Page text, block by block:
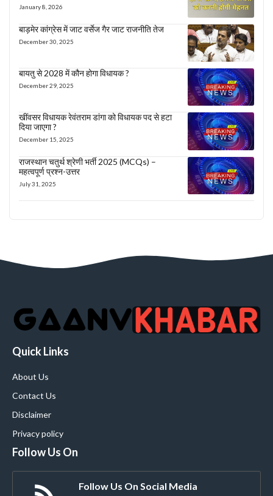
January 8, 2026
बाड़मेर कांग्रेस में जाट वर्सेज गैर जाट राजनीति तेज
December 30, 2025
बायतु से 2028 में कौन होगा विधायक ?
December 29, 2025
खींवसर विधायक रेवंतराम डांगा को विधायक पद से हटा
दिया जाएगा ?
December 15, 2025
राजस्थान चतुर्थ श्रेणी भर्ती 2025 (MCQs) –
महत्वपूर्ण प्रश्न-उत्तर
July 31, 2025
Quick Links
About Us
Contact Us
Disclaimer
Privacy policy
Follow Us On
Follow Us On Social Media